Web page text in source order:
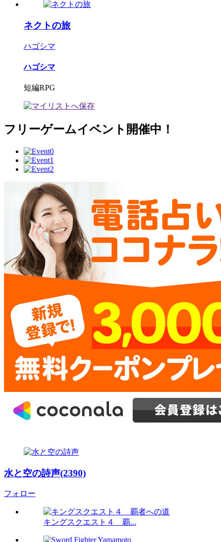
ネクトの旅
ハゴシマ
ハゴシマ
短編RPG
フリーゲームイベント開催中！
水と空の詩声(2390)
フォロー
キングスクエスト４ 覇...